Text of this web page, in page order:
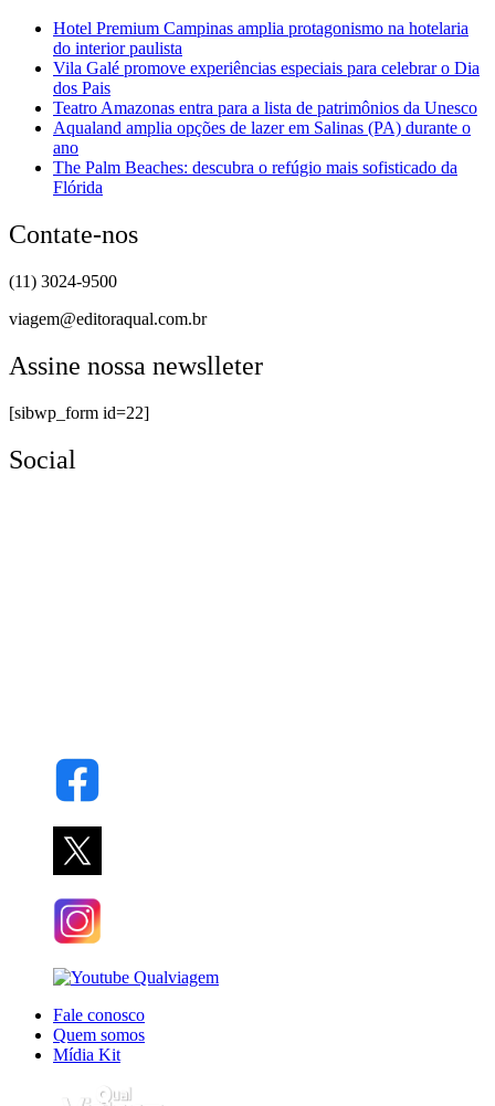
Hotel Premium Campinas amplia protagonismo na hotelaria
do interior paulista
Vila Galé promove experiências especiais para celebrar o Dia
dos Pais
Teatro Amazonas entra para a lista de patrimônios da Unesco
Aqualand amplia opções de lazer em Salinas (PA) durante o
ano
The Palm Beaches: descubra o refúgio mais sofisticado da
Flórida
Contate-nos
(11) 3024-9500
viagem@editoraqual.com.br
Assine nossa newslleter
[sibwp_form id=22]
Social
Fale conosco
Quem somos
Mídia Kit